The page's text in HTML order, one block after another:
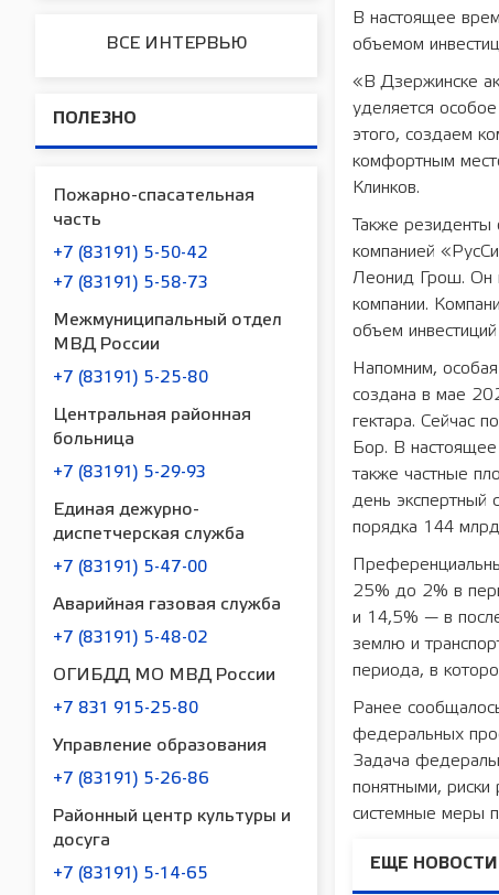
ВСЕ ИНТЕРВЬЮ
ПОЛЕЗНО
Пожарно-спасательная
часть
+7 (83191) 5-50-42
+7 (83191) 5-58-73
Межмуниципальный отдел
МВД России
+7 (83191) 5-25-80
Центральная районная
больница
+7 (83191) 5-29-93
Единая дежурно-
диспетчерская служба
+7 (83191) 5-47-00
Аварийная газовая служба
+7 (83191) 5-48-02
ОГИБДД МО МВД России
+7 831 915-25-80
Управление образования
+7 (83191) 5-26-86
Районный центр культуры и
досуга
+7 (83191) 5-14-65
В настоящее
объемом
«В Дзержинске
уделяется
этого, создаем
комфортным
Клинков.
Также
компанией
Леонид Грош. Он
компании.
объем
Напомним,
создана в мае
гектара. Сейчас
Бор. В настоящее
также частные
день экспертный
порядка 144
25% до 2% в
и 14,5% — в
землю и
периода, в
Ранее
федеральных
Задача
понятными, риски
системные меры
ЕЩЕ